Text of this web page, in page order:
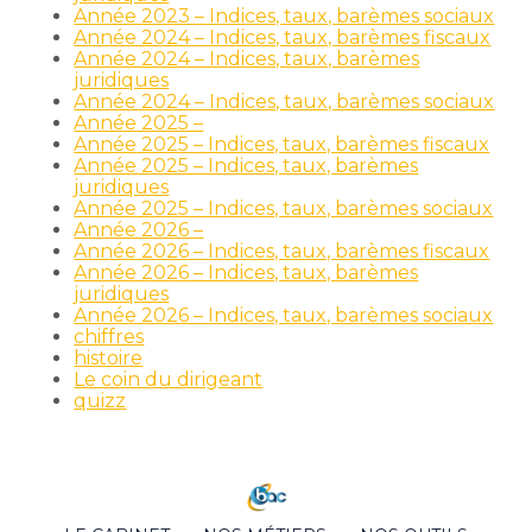
Année 2023 – Indices, taux, barèmes sociaux
Année 2024 – Indices, taux, barèmes fiscaux
Année 2024 – Indices, taux, barèmes
juridiques
Année 2024 – Indices, taux, barèmes sociaux
Année 2025 –
Année 2025 – Indices, taux, barèmes fiscaux
Année 2025 – Indices, taux, barèmes
juridiques
Année 2025 – Indices, taux, barèmes sociaux
Année 2026 –
Année 2026 – Indices, taux, barèmes fiscaux
Année 2026 – Indices, taux, barèmes
juridiques
Année 2026 – Indices, taux, barèmes sociaux
chiffres
histoire
Le coin du dirigeant
quizz